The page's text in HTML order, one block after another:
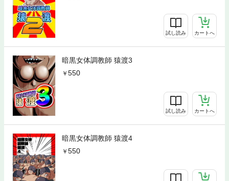
試し読み カートへ
暗黒女体調教師 猿渡3
550
試し読み カートへ
暗黒女体調教師 猿渡4
550